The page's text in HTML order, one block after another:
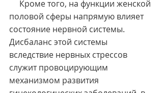
половой сферы напрямую влияет
состояние нервной системы.
Дисбаланс этой системы
вследствие нервных стрессов
служит провоцирующим
механизмом развития